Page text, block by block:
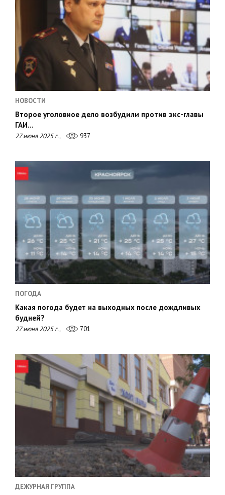
НОВОСТИ
Второе уголовное дело возбудили против экс-главы
ГАИ…
27 июня 2025 г., 937
ПОГОДА
Какая погода будет на выходных после дождливых
будней?
27 июня 2025 г., 701
ДЕЖУРНАЯ ГРУППА